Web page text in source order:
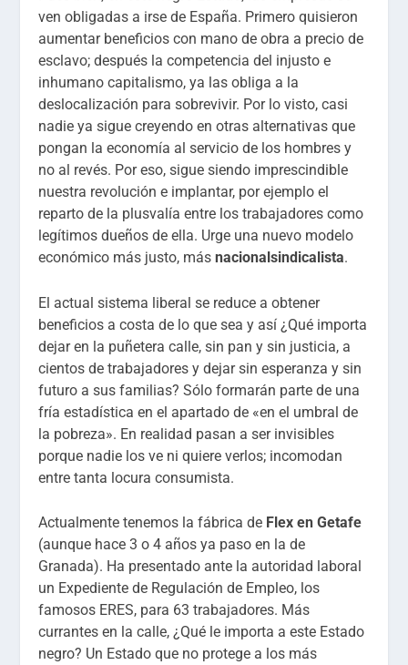
ven obligadas a irse de España. Primero quisieron
aumentar beneficios con mano de obra a precio de
esclavo; después la competencia del injusto e
inhumano capitalismo, ya las obliga a la
deslocalización para sobrevivir. Por lo visto, casi
nadie ya sigue creyendo en otras alternativas que
pongan la economía al servicio de los hombres y
no al revés. Por eso, sigue siendo imprescindible
nuestra revolución e implantar, por ejemplo el
reparto de la plusvalía entre los trabajadores como
legítimos dueños de ella. Urge una nuevo modelo
económico más justo, másnacionalsindicalista.
El actual sistema liberal se reduce a obtener
beneficios a costa de lo que sea y así ¿Qué importa
dejar en la puñetera calle, sin pan y sin justicia, a
cientos de trabajadores y dejar sin esperanza y sin
futuro a sus familias? Sólo formarán parte de una
fría estadística en el apartado de «en el umbral de
la pobreza». En realidad pasan a ser invisibles
porque nadie los ve ni quiere verlos; incomodan
entre tanta locura consumista.
Actualmente tenemos la fábrica de Flex en Getafe
(aunque hace 3 o 4 años ya paso en la de
Granada). Ha presentado ante la autoridad laboral
un Expediente de Regulación de Empleo, los
famosos ERES, para 63 trabajadores. Más
currantes en la calle, ¿Qué le importa a este Estado
negro? Un Estado que no protege a los más